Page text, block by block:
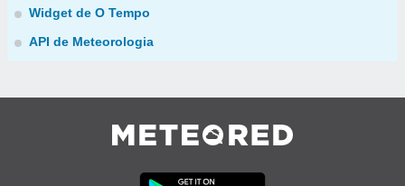
Widget de O Tempo
API de Meteorologia